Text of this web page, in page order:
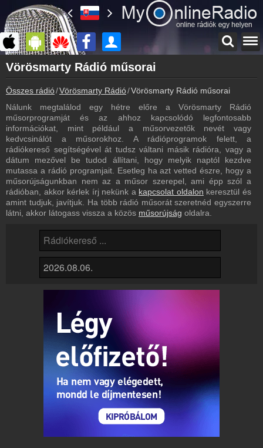
Főoldal
myonlineradio.hu
Vörösmarty Rádió
Vissza a Vörösmarty Rádió oldalára
Bejelentkezés
Hozz létre saját fiókot!
Most szól
Tudd meg mi szólt eddig
Archívum
Vörösmarty Rádió korábbi adásai
Hírek
Kapcsolat
Írj nekünk!
Partnerek
Ágyazd be weboldaladba
Online rádió készítés
Készítés lépésről lépésre
Vörösmarty Rádió műsorai
Összes rádió Vörösmarty Rádió Vörösmarty Rádió műsorai
Nálunk megtalálod egy hétre előre a Vörösmarty Rádió
műsorprogramját és az ahhoz kapcsolódó legfontosabb
információkat, mint például a műsorvezetők nevét vagy
kedvcsinálót a műsorokhoz. A rádióprogramok felett, a
rádiókereső segítségével át tudsz váltani másik rádióra, vagy a
dátum mezővel be tudod állítani, hogy melyik naptól kezdve
mutassa a rádió programjait. Esetleg ha azt vetted észre, hogy a
műsorújságunkban nem az a műsor szerepel, ami épp szól a
rádióban, akkor kérlek írj nekünk a kapcsolat oldalon keresztül és
amint tudjuk, javítjuk. Ha több rádió műsorát szeretnéd egyszerre
látni, akkor látogass vissza a közös műsorújság oldalra.